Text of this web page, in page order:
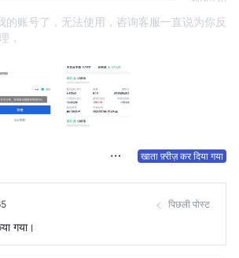
的账号了，无法使用，咨询客服一直说为你反
，
खाता फ़्रीज़ कर दिया गया
पिछली पोस्ट
गया।